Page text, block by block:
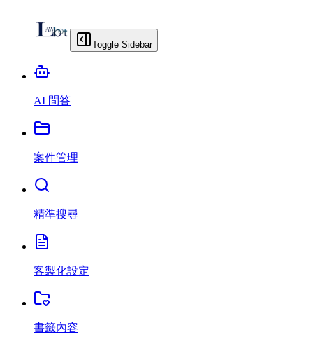
Toggle Sidebar
AI 問答
案件管理
精準搜尋
客製化設定
書籤內容